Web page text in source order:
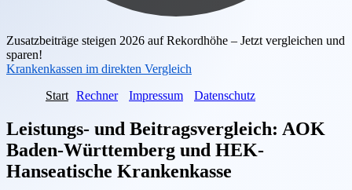
Zusatzbeiträge steigen 2026 auf Rekordhöhe – Jetzt vergleichen und
sparen!
Krankenkassen im direkten Vergleich
Start Rechner Impressum Datenschutz
Leistungs- und Beitragsvergleich: AOK
Baden-Württemberg und HEK-
Hanseatische Krankenkasse